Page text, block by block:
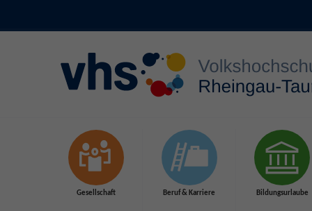
Gesellschaft Beruf & Karriere Bildungsurlaube